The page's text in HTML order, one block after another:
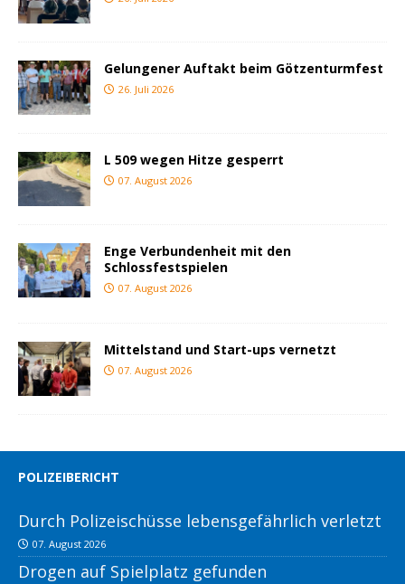
Gelungener Auftakt beim Götzenturmfest
26. Juli 2026
L 509 wegen Hitze gesperrt
07. August 2026
Enge Verbundenheit mit den
Schlossfestspielen
07. August 2026
Mittelstand und Start-ups vernetzt
07. August 2026
POLIZEIBERICHT
Durch Polizeischüsse lebensgefährlich verletzt
07. August 2026
Drogen auf Spielplatz gefunden